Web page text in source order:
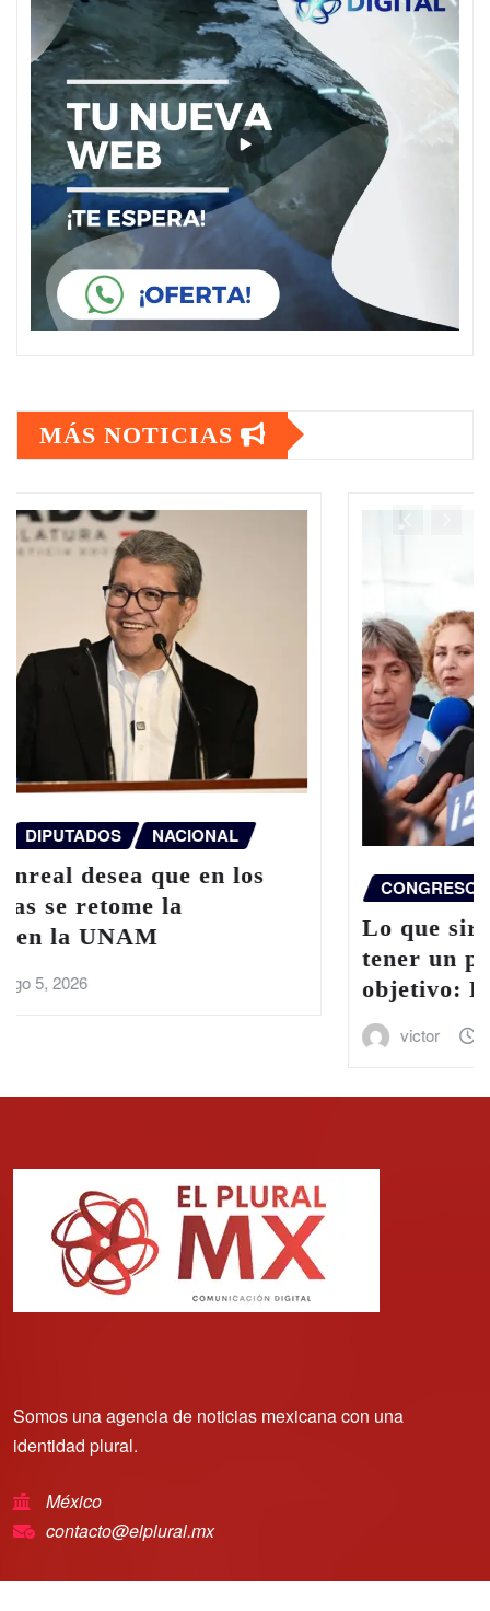
MÁS NOTICIAS
CONGRESO DIPUTADOS NACIONAL
Lo que sirve a los ciudadanos es
tener un periodismo fuerte, libre y
objetivo: Kenia López Rabadán
Somos una agencia de noticias mexicana con una
México